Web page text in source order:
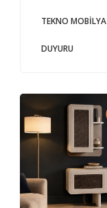
TEKNO MOBILYA
DUYURU